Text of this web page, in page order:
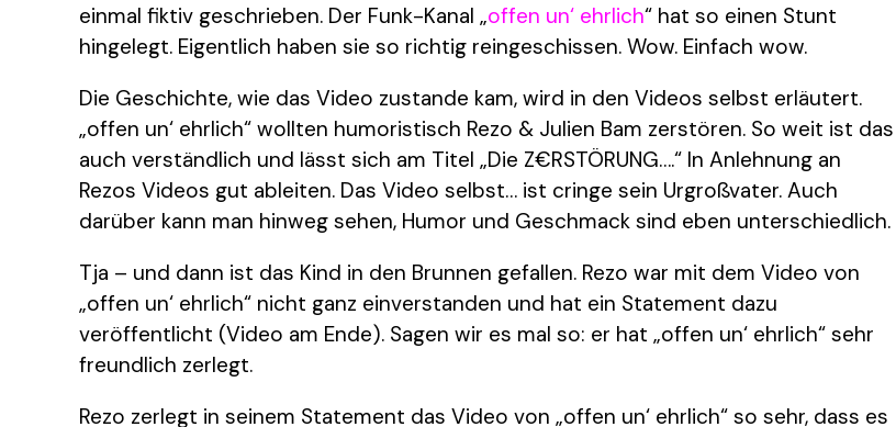
einmal fiktiv geschrieben. Der Funk-Kanal „offen un‘ ehrlich“ hat so einen Stunt
hingelegt. Eigentlich haben sie so richtig reingeschissen. Wow. Einfach wow.
Die Geschichte, wie das Video zustande kam, wird in den Videos selbst erläutert.
„offen un‘ ehrlich“ wollten humoristisch Rezo & Julien Bam zerstören. So weit ist das
auch verständlich und lässt sich am Titel „Die Z€RSTÖRUNG….“ In Anlehnung an
Rezos Videos gut ableiten. Das Video selbst… ist cringe sein Urgroßvater. Auch
darüber kann man hinweg sehen, Humor und Geschmack sind eben unterschiedlich.
Tja – und dann ist das Kind in den Brunnen gefallen. Rezo war mit dem Video von
„offen un‘ ehrlich“ nicht ganz einverstanden und hat ein Statement dazu
veröffentlicht (Video am Ende). Sagen wir es mal so: er hat „offen un‘ ehrlich“ sehr
freundlich zerlegt.
Rezo zerlegt in seinem Statement das Video von „offen un‘ ehrlich“ so sehr, dass es